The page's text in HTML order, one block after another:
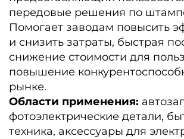
передовые решения по
Помогает заводам повысить
и снизить затраты, быстрая
снижение стоимости для
повышение
рынке.
Области применения:
фотоэлектрические детали,
техника, аксессуары для